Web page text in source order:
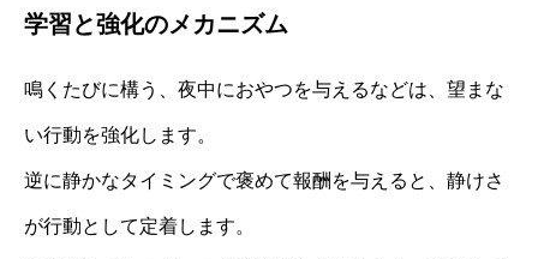
学習と強化のメカニズム
鳴くたびに構う、夜中におやつを与えるなどは、望まな
い行動を強化します。
逆に静かなタイミングで褒めて報酬を与えると、静けさ
が行動として定着します。